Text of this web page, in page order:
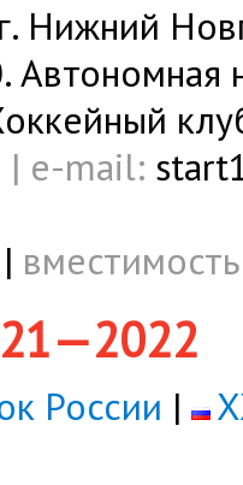
Нижний
| e-mail:
|
России |